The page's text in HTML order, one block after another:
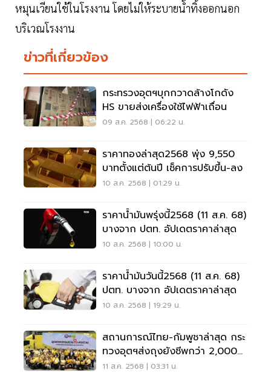
หมุนเวียนใช้ในโรงงาน โดยไม่ให้ระบายน้ำทิ้งออกนอก
บริเวณโรงงาน
ข่าวที่เกี่ยวข้อง
กระทรวงอุตฯบุกกวาดล้างโกดัง
HS ขายส่งเครื่องใช้ไฟฟ้าเถื่อน
09 ส.ค. 2568 | 06:22 น.
ราคาทองล่าสุด2568 พุ่ง 9,550
บาทตั้งแต่ต้นปี เช็คการปรับขึ้น-ลง
10 ส.ค. 2568 | 01:29 น.
ราคาน้ำมันพรุ่งนี้2568 (11 ส.ค. 68)
บางจาก ปตท. อัปเดตราคาล่าสุด
10 ส.ค. 2568 | 10:00 น.
ราคาน้ำมันวันนี้2568 (11 ส.ค. 68)
ปตท. บางจาก อัปเดตราคาล่าสุด
10 ส.ค. 2568 | 19:29 น.
สถานการณ์ไทย-กัมพูชาล่าสุด กระ
ทวงอุตฯส่งถุงยังชีพกว่า 2,000
ชุด
11 ส.ค. 2568 | 03:31 น.